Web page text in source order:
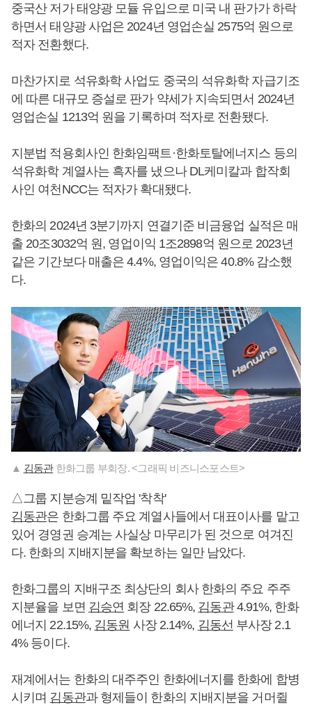
중국산 저가 태양광 모듈 유입으로 미국 내 판가가 하락
하면서 태양광 사업은 2024년 영업손실 2575억 원으로
적자 전환했다.
마찬가지로 석유화학 사업도 중국의 석유화학 자급기조
에 따른 대규모 증설로 판가 약세가 지속되면서 2024년
영업손실 1213억 원을 기록하며 적자로 전환됐다.
지분법 적용회사인 한화임팩트·한화토탈에너지스 등의
석유화학 계열사는 흑자를 냈으나 DL케미칼과 합작회
사인 여천NCC는 적자가 확대됐다.
한화의 2024년 3분기까지 연결기준 비금융업 실적은 매
출 20조3032억 원, 영업이익 1조2898억 원으로 2023년
같은 기간보다 매출은 4.4%, 영업이익은 40.8% 감소했
다.
▲ 김동관한화그룹 부회장. <그래픽 비즈니스포스트>
△그룹 지분승계 밑작업 '착착'
김동관은 한화그룹 주요 계열사들에서 대표이사를 맡고
있어 경영권 승계는 사실상 마무리가 된 것으로 여겨진
다. 한화의 지배지분을 확보하는 일만 남았다.
한화그룹의 지배구조 최상단의 회사 한화의 주요 주주
지분율을 보면 김승연 회장 22.65%, 김동관4.91%, 한화
에너지 22.15%, 김동원 사장 2.14%, 김동선 부사장 2.1
4% 등이다.
재계에서는 한화의 대주주인 한화에너지를 한화에 합병
시키며 김동관과 형제들이 한화의 지배지분을 거머쥘